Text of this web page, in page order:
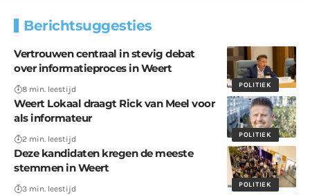
Berichtsuggesties
POLITIEK
Vertrouwen centraal in stevig debat
over informatieproces in Weert
8 min. leestijd
POLITIEK
Weert Lokaal draagt Rick van Meel voor
als informateur
2 min. leestijd
POLITIEK
Deze kandidaten kregen de meeste
stemmen in Weert
3 min. leestijd